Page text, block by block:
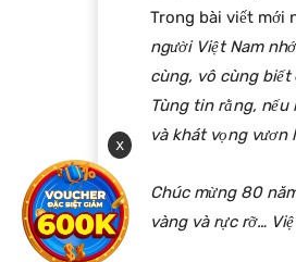
Trong bài viết mới
người Việt Nam
cùng, vô cùng biết
Tùng tin rằng,
và khát vọng vươn
Chúc mừng 80
vàng và rực rỡ…
x